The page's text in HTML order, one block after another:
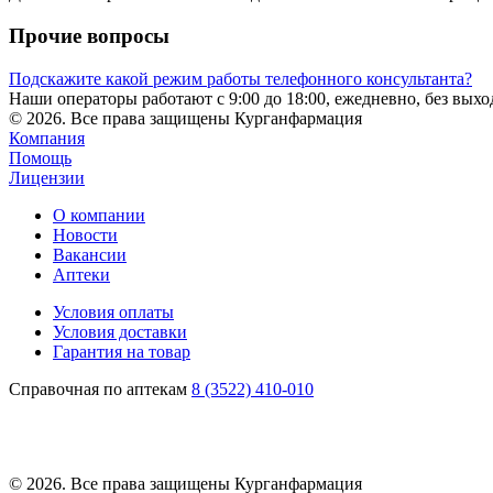
Прочие вопросы
Подскажите какой режим работы телефонного консультанта?
Наши операторы работают с 9:00 до 18:00, ежедневно, без
© 2026. Все права защищены Курганфармация
Компания
Помощь
Лицензии
О компании
Новости
Вакансии
Аптеки
Условия оплаты
Условия доставки
Гарантия на товар
Справочная по аптекам 8 (3522) 410-010
© 2026. Все права защищены Курганфармация